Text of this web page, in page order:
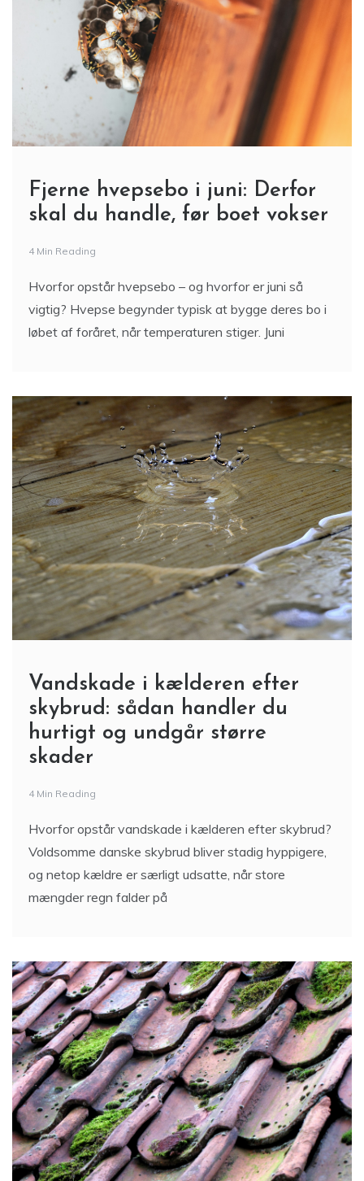
Fjerne hvepsebo i juni: Derfor
skal du handle, før boet vokser
4 Min Reading
Hvorfor opstår hvepsebo – og hvorfor er juni så
vigtig? Hvepse begynder typisk at bygge deres bo i
løbet af foråret, når temperaturen stiger. Juni
Vandskade i kælderen efter
skybrud: sådan handler du
hurtigt og undgår større
skader
4 Min Reading
Hvorfor opstår vandskade i kælderen efter skybrud?
Voldsomme danske skybrud bliver stadig hyppigere,
og netop kældre er særligt udsatte, når store
mængder regn falder på